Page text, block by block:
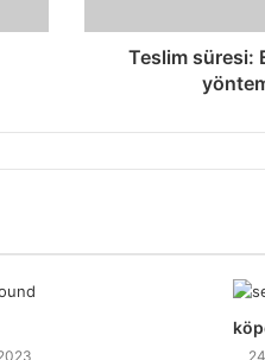
Teslim süresi: